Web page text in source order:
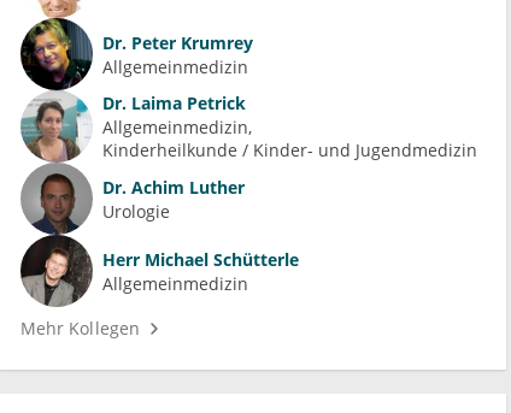
Dr. Peter Krumrey
Allgemeinmedizin
Dr. Laima Petrick
Allgemeinmedizin
Kinderheilkunde / Kinder- und Jugendmedizin
Dr. Achim Luther
Urologie
Herr Michael Schütterle
Allgemeinmedizin
Mehr Kollegen